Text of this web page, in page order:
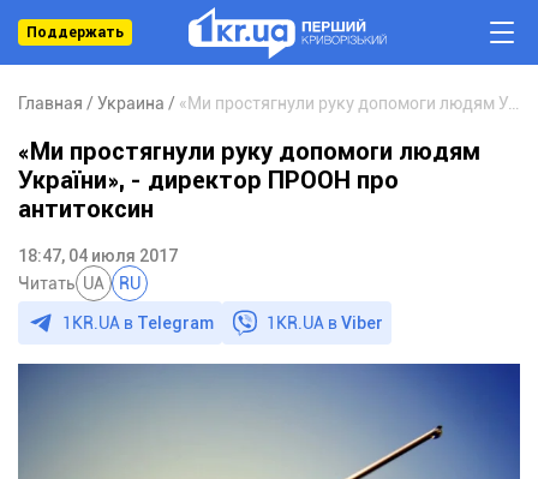
Поддержать
Главная Украина
«Ми простягнули руку допомоги людям
України», - директор ПРООН про
антитоксин
18:47, 04 июля 2017
Читать UA RU
1KR.UA в Telegram 1KR.UA вViber